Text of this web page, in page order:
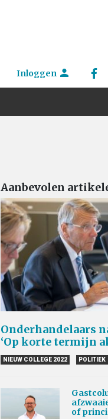
Inloggen
Aanbevolen
Onderhandelaars
‘Op korte termijn
NIEUW COLLEGE 2022 POLITIEK
of